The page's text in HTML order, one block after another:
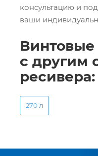
консультацию и
ваши
с другим
ресивера:
270 л